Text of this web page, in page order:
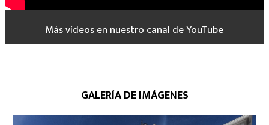
Más vídeos en nuestro canal deYouTube
GALERÍA DE IMÁGENES